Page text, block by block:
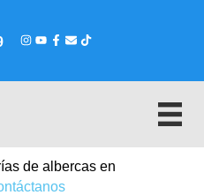
de albercas en